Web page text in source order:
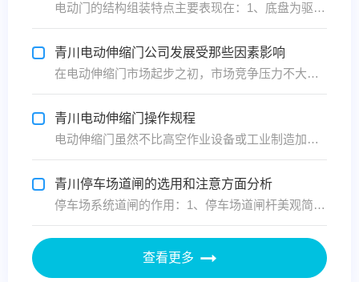
电动门的结构组装特点主要表现在：1、底盘为驱动电机的机座用于固定电机同时增大牵引力，2、电机采用涡轮蜗杆电机链条或齿轮传动方式，链条传动为科学常规的设计结构，深圳电动门伸缩门的运行平稳使用寿命长，易于养护，故障率低固为市场上绝大部分企业采用的技术形式，齿轮传动方式多为钢板锻造底盘...
青川电动伸缩门公司发展受那些因素影响
在电动伸缩门市场起步之初，市场竞争压力不大，只要搞好产品质量即可，而随着电动伸缩门的广受欢迎，越来越多企业投入电动伸缩门行业中，竞争压力变大，下面武汉添安门业分析武汉电动伸缩门公司的发展影响因素有哪些？1、价格：伸缩门的价格可谓是客户 关心的问题了，客户希望买到的是物美价廉，而厂...
青川电动伸缩门操作规程
电动伸缩门虽然不比高空作业设备或工业制造加工设备在操作时那么危险，但在操作时也千万不可大意的，下面武汉添安门业在这里提醒大家操作电动伸缩门时应该严格按照规程来。 添安电动伸缩门操作规程1、电动伸缩门关闭(伸出)操作前，必须确认添安电动伸缩门的前方和两侧是否有人，确认无人后，方可操...
青川停车场道闸的选用和注意方面分析
停车场系统道闸的作用：1、停车场道闸杆美观简洁：道闸杆部有闪灯、在开车视线不好的情况下，可以看到。避免车撞闸杆事；2、预防砸车功能：地感防砸：道闸连接地感，当车在道闸下，即使误操作道闸杆也不会下降，避免了道闸砸车；遇阻反弹：当闸杆砸到车时，闸杆会自动反弹，这样避免了道闸砸车；3、...
查看更多